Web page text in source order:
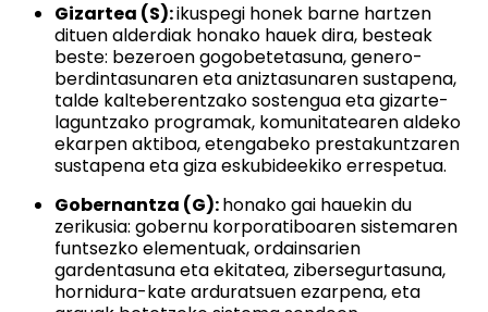
Gizartea (S):ikuspegi honek barne hartzen
dituen alderdiak honako hauek dira, besteak
beste: bezeroen gogobetetasuna, genero-
berdintasunaren eta aniztasunaren sustapena,
talde kalteberentzako sostengua eta gizarte-
laguntzako programak, komunitatearen aldeko
ekarpen aktiboa, etengabeko prestakuntzaren
sustapena eta giza eskubideekiko errespetua.
Gobernantza (G):honako gai hauekin du
zerikusia: gobernu korporatiboaren sistemaren
funtsezko elementuak, ordainsarien
gardentasuna eta ekitatea, zibersegurtasuna,
hornidura-kate arduratsuen ezarpena, eta